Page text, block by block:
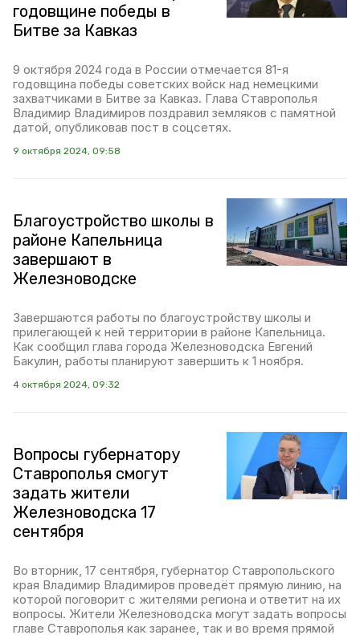
годовщине победы в
Битве за Кавказ
9 октября 2024 года в России отмечается 81-я
годовщина победы советских войск над немецкими
захватчиками в Битве за Кавказ. Глава Ставрополья
Владимир Владимиров поздравил земляков с памятной
датой, опубликовав пост в соцсетях.
9 октября 2024, 09:58
Благоустройство школы в
районе Капельница
завершают в
Железноводске
Завершаются работы по благоустройству школы и
прилегающей к ней территории в районе Капельница.
Как сообщил глава города Железноводска Евгений
Бакулин, работы планируют завершить к 1 ноября.
4 октября 2024, 09:32
Вопросы губернатору
Ставрополья смогут
задать жители
Железноводска 17
сентября
Во вторник, 17 сентября, губернатор Ставропольского
края Владимир Владимиров проведёт прямую линию, на
которой поговорит с жителями региона и ответит на их
вопросы. Жители Железноводска могут задать вопросы
главе Ставрополья как заранее, так и во время прямой